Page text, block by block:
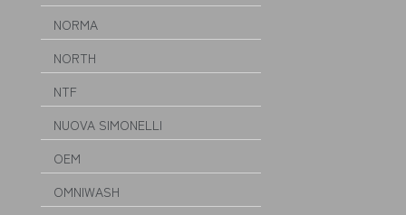
NORMA
NORTH
NTF
NUOVA SIMONELLI
OEM
OMNIWASH